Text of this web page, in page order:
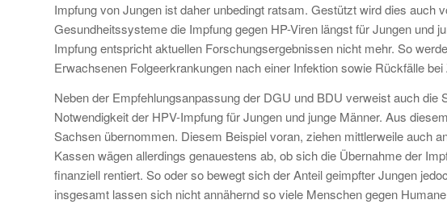
Impfung von Jungen ist daher unbedingt ratsam. Gestützt wird dies auch
Gesundheitssysteme die Impfung gegen HP-Viren längst für Jungen und
Impfung entspricht aktuellen Forschungsergebnissen nicht mehr. So
Erwachsenen Folgeerkrankungen nach einer Infektion sowie Rückfälle
Neben der Empfehlungsanpassung der DGU und BDU verweist auch
Notwendigkeit der HPV-Impfung für Jungen und junge Männer. Aus
Sachsen übernommen. Diesem Beispiel voran, ziehen mittlerweile auch
Kassen wägen allerdings genauestens ab, ob sich die Übernahme der
finanziell rentiert. So oder so bewegt sich der Anteil geimpfter Jungen
insgesamt lassen sich nicht annähernd so viele Menschen gegen